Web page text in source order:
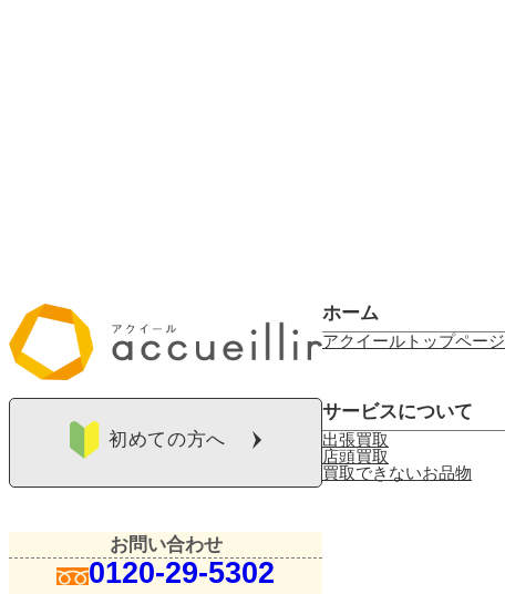
初めての方へ
お問い合わせ
0120-29-5302
ホーム
アクイールトップページ
サービスについて
出張買取
店頭買取
買取できないお品物